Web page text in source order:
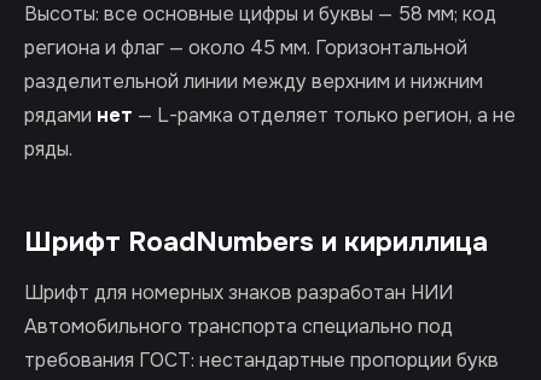
Высоты: все основные цифры и буквы — 58 мм; код
региона и флаг — около 45 мм. Горизонтальной
разделительной линии между верхним и нижним
рядами нет — L-рамка отделяет только регион, а не
ряды.
Шрифт RoadNumbers и кириллица
Шрифт для номерных знаков разработан НИИ
Автомобильного транспорта специально под
требования ГОСТ: нестандартные пропорции букв